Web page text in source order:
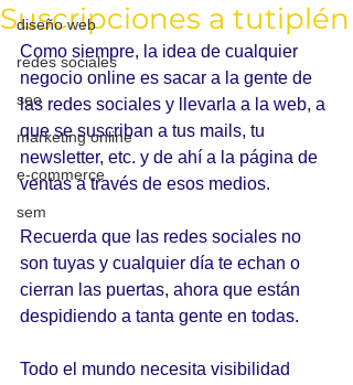
diseño web
redes sociales
seo
marketing online
e-commerce
sem
Suscripciones a tutiplén
Como siempre, la idea de cualquier
negocio online es sacar a la gente de
las redes sociales y llevarla a la web, a
que se suscriban a tus mails, tu
newsletter, etc. y de ahí a la página de
ventas a través de esos medios.
Recuerda que las redes sociales no
son tuyas y cualquier día te echan o
cierran las puertas, ahora que están
despidiendo a tanta gente en todas.
Todo el mundo necesita visibilidad